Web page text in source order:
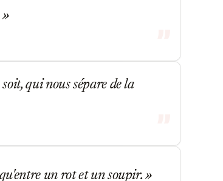
qui nous sépare de la
un rot et un soupir.